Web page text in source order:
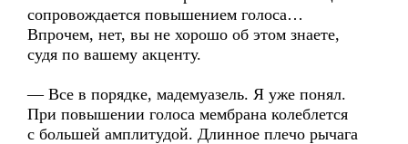
сопровождается повышением голоса…
Впрочем, нет, вы не хорошо об этом знаете,
судя по вашему акценту.
— Все в порядке, мадемуазель. Я уже понял.
При повышении голоса мембрана колеблется
с большей амплитудой. Длинное плечо рычага